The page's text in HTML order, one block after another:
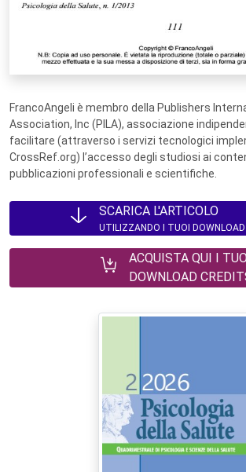
FrancoAngeli è membro della Publishers
Association, Inc (PILA), associazione
facilitare (attraverso i servizi tecnologici
CrossRef.org) l’accesso degli studiosi ai
pubblicazioni professionali e scientifiche.
SCARICA L'ARTICOLO
UTILIZZANDO I TUOI
ACQUISTA QUI I
DOWNLOAD